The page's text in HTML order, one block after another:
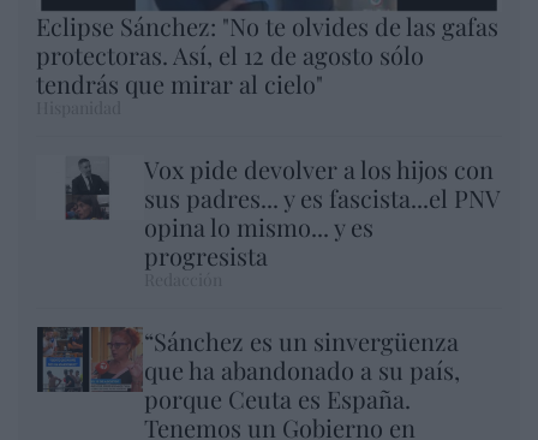
Eclipse Sánchez: "No te olvides de las gafas
protectoras. Así, el 12 de agosto sólo
tendrás que mirar al cielo"
Vox pide devolver a los hijos con
sus padres... y es fascista...el PNV
opina lo mismo... y es
progresista
“Sánchez es un sinvergüenza
que ha abandonado a su país,
porque Ceuta es España.
Tenemos un Gobierno en